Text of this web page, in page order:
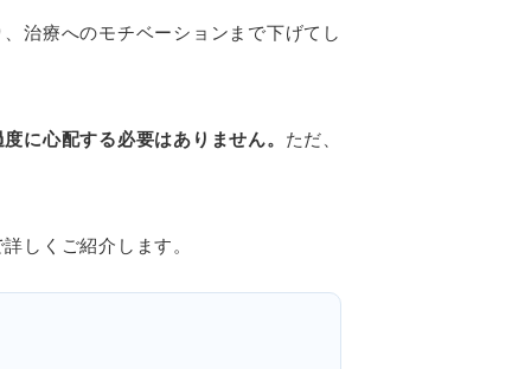
治療へのモチベーションまで下げてし
に心配する必要はありません。 ただ、
しくご紹介します。